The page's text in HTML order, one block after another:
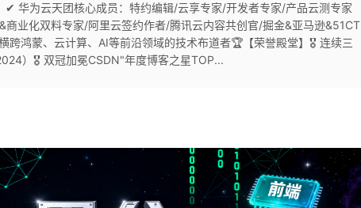
✔ 华为云天团核心成员：特约编辑/云享专家/开发者专家/产品云测专家
业化双料专家/阿里云签约作者/腾讯云内容共创官/掘金&亚马逊&51CT
跨鸿蒙、云计算、AI等前沿领域的技术布道者🏆【荣誉殿堂】🎖 连续三
）🎖 双冠加冕CSDN"年度博客之星TOP...